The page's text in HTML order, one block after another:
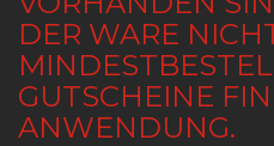
DER WARE
GUTSCHEINE
ANWENDUNG.